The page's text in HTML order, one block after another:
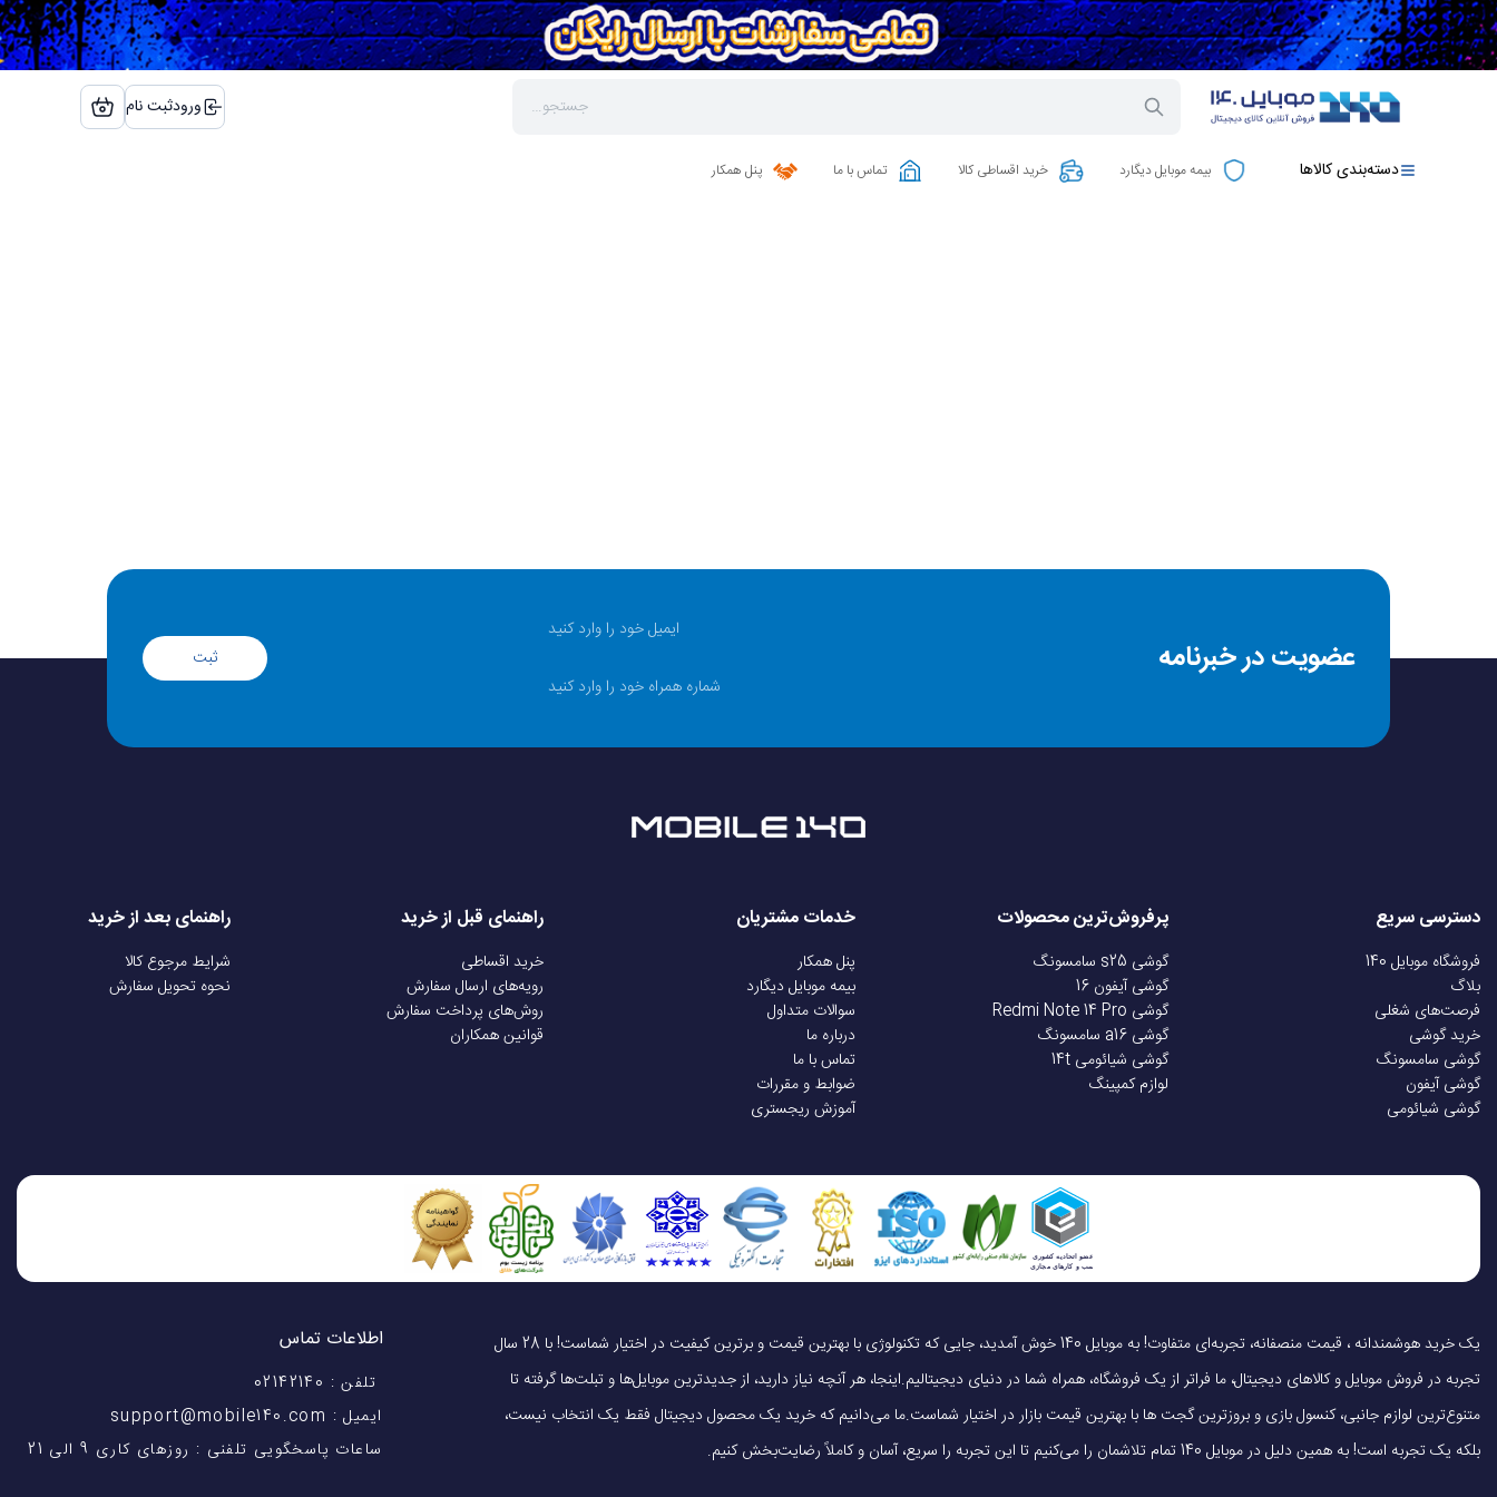
ورودثبت نام
دسته‌بندی کالاها بیمه موبایل دیگارد خرید اقساطی کالا تماس با ما پنل همکار
عضویت در خبرنامه ثبت
دسترسی سریع
فروشگاه موبایل 140
بلاگ
فرصت‌های شغلی
خرید گوشی
گوشی سامسونگ
گوشی آیفون
گوشی شیائومی
پرفروش‌ترین محصولات
گوشی s25 سامسونگ
گوشی آیفون 16
گوشی Redmi Note 14 Pro
گوشی a16 سامسونگ
گوشی شیائومی 14t
لوازم کمپینگ
خدمات مشتریان
پنل همکار
بیمه موبایل دیگارد
سوالات متداول
درباره ما
تماس با ما
ضوابط و مقررات
آموزش ریجستری
راهنمای قبل از خرید
خرید اقساطی
رویه‌های ارسال سفارش
روش‌های پرداخت سفارش
قوانین همکاران
راهنمای بعد از خرید
شرایط مرجوع کالا
نحوه تحویل سفارش
یک خرید هوشمندانه ، قیمت منصفانه، تجربه‌ای متفاوت! به موبایل 140 خوش آمدید، جایی که تکنولوژی با بهترین قیمت و برترین کیفیت در اختیار شماست! با 28 سال
تجربه در فروش موبایل و کالاهای دیجیتال، ما فراتر از یک فروشگاه، همراه شما در دنیای دیجیتالیم.اینجا، هر آنچه نیاز دارید، از جدیدترین موبایل‌ها و تبلت‌ها گرفته تا
متنوع‌ترین لوازم جانبی، کنسول بازی و بروزترین گجت ها با بهترین قیمت بازار در اختیار شماست.ما می‌دانیم که خرید یک محصول دیجیتال فقط یک انتخاب نیست،
بلکه یک تجربه است! به همین دلیل در موبایل 140 تمام تلاشمان را می‌کنیم تا این تجربه را سریع، آسان و کاملاً رضایت‌بخش کنیم.
اطلاعات تماس
تلفن : 02142140
ایمیل : support@mobile140.com
ساعات پاسخگویی تلفنی : روزهای کاری 9 الی 21